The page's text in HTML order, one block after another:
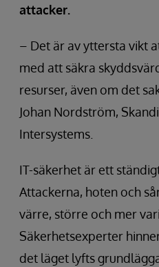
attacker.
– Det är av yttersta vikt
med att säkra
resurser, även om det
Johan Nordström,
Intersystems.
IT-säkerhet är ett
Attackerna, hoten och
värre, större och mer
Säkerhetsexperter
det läget lyfts